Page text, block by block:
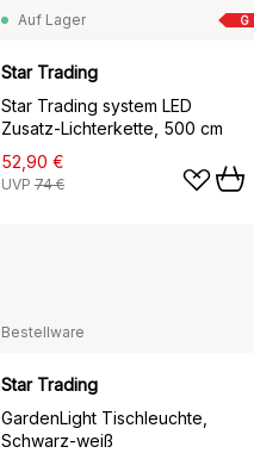
G
Auf Lager
Star Trading
Star Trading system LED
Zusatz-Lichterkette, 500 cm
52,90 €
UVP 74 €
Bestellware
Star Trading
GardenLight Tischleuchte,
Schwarz-weiß